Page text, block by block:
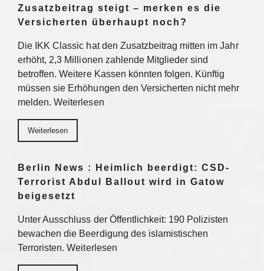
Zusatzbeitrag steigt – merken es die
Versicherten überhaupt noch?
Die IKK Classic hat den Zusatzbeitrag mitten im Jahr
erhöht, 2,3 Millionen zahlende Mitglieder sind
betroffen. Weitere Kassen könnten folgen. Künftig
müssen sie Erhöhungen den Versicherten nicht mehr
melden. Weiterlesen
Weiterlesen
Berlin News : Heimlich beerdigt: CSD-
Terrorist Abdul Ballout wird in Gatow
beigesetzt
Unter Ausschluss der Öffentlichkeit: 190 Polizisten
bewachen die Beerdigung des islamistischen
Terroristen. Weiterlesen